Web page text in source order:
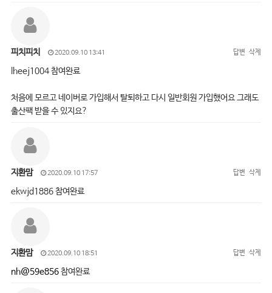
피치피치 2020.09.10 13:41 답변 삭제
lheej1004 참여완료
처음에 모르고 네이버로 가입해서 탈퇴하고 다시 일반회원 가입했어요 그래도
출산팩 받을 수 있지요?
지환맘 2020.09.10 17:57 답변 삭제
ekwjd1886 참여완료
지환맘 2020.09.10 18:51 답변 삭제
nh@59e856참여완료